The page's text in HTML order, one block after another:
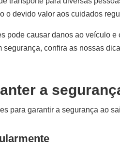
o devido valor aos cuidados
pode causar danos ao veículo
segurança, confira as nossas
a
para garantir a segurança ao